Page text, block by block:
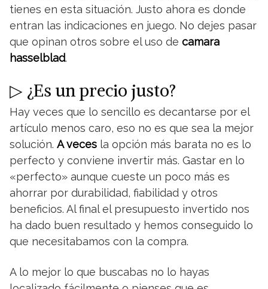
tienes en esta situación. Justo ahora es donde
entran las indicaciones en juego. No dejes pasar
que opinan otros sobre el uso de camara
hasselblad.
▷ ¿Es un precio justo?
Hay veces que lo sencillo es decantarse por el
artículo menos caro, eso no es que sea la mejor
solución. A veces la opción más barata no es lo
perfecto y conviene invertir más. Gastar en lo
«perfecto» aunque cueste un poco más es
ahorrar por durabilidad, fiabilidad y otros
beneficios. Al final el presupuesto invertido nos
ha dado buen resultado y hemos conseguido lo
que necesitabamos con la compra.
A lo mejor lo que buscabas no lo hayas